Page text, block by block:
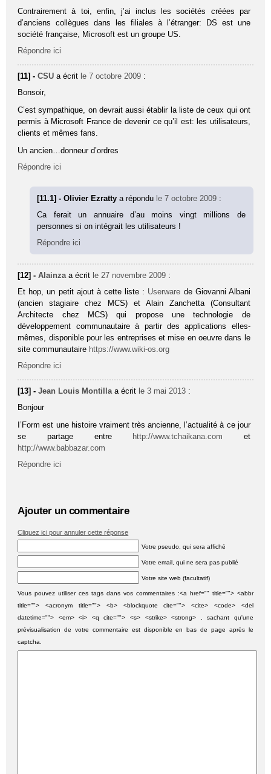
Contrairement à toi, enfin, j’ai inclus les sociétés créées par
d’anciens collègues dans les filiales à l’étranger: DS est une
société française, Microsoft est un groupe US.
Répondre ici
[11] -CSU a écrit le 7 octobre 2009 :
Bonsoir,
C’est sympathique, on devrait aussi établir la liste de ceux qui ont
permis à Microsoft France de devenir ce qu’il est: les utilisateurs,
clients et mêmes fans.
Un ancien…donneur d’ordres
Répondre ici
[11.1] - Olivier Ezrattya répondu le 7 octobre 2009 :
Ca ferait un annuaire d’au moins vingt millions de
personnes si on intégrait les utilisateurs !
Répondre ici
[12] -Alainza a écrit le 27 novembre 2009 :
Et hop, un petit ajout à cette liste : Userware de Giovanni Albani
(ancien stagiaire chez MCS) et Alain Zanchetta (Consultant
Architecte chez MCS) qui propose une technologie de
développement communautaire à partir des applications elles-
mêmes, disponible pour les entreprises et mise en oeuvre dans le
site communautaire https://www.wiki-os.org
Répondre ici
[13] -Jean Louis Montilla a écrit le 3 mai 2013 :
Bonjour
I’Form est une histoire vraiment très ancienne, l’actualité à ce jour
se partage entre
http://www.tchaikana.com et
http://www.babbazar.com
Répondre ici
Ajouter un commentaire
Cliquez ici pour annuler cette réponse
Votre pseudo, qui sera affiché
Votre email, qui ne sera pas publié
Votre site web (facultatif)
Vous pouvez utiliser ces tags dans vos commentaires :<a href="" title=""> <abbr
title=""> <acronym title=""> <b> <blockquote cite=""> <cite> <code> <del
datetime=""> <em> <i> <q cite=""> <s> <strike> <strong> , sachant qu'une
prévisualisation de votre commentaire est disponible en bas de page après le
captcha.